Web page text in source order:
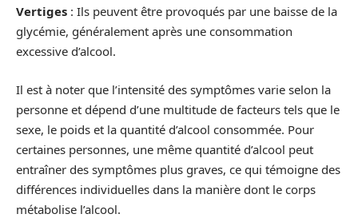
Vertiges : Ils peuvent être provoqués par une baisse de la
glycémie, généralement après une consommation
excessive d’alcool.
Il est à noter que l’intensité des symptômes varie selon la
personne et dépend d’une multitude de facteurs tels que le
sexe, le poids et la quantité d’alcool consommée. Pour
certaines personnes, une même quantité d’alcool peut
entraîner des symptômes plus graves, ce qui témoigne des
différences individuelles dans la manière dont le corps
métabolise l’alcool.